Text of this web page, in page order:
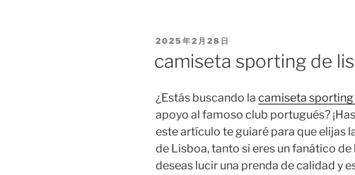
PUBLICADO
2025年2月28日
camiseta sporting de
¿Estás buscando la camiseta sporting
apoyo al famoso club portugués?
este artículo te guiaré para que elijas
de Lisboa, tanto si eres un fanático
deseas lucir una prenda de calidad y